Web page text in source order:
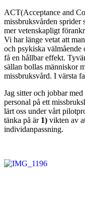
ACT(Acceptance and
missbruksvården sprider
mer vetenskapligt
Vi har länge vetat att
och psykiska
få en hållbar effekt.
sällan bollas människor
missbruksvård. I värsta
Jag sitter och jobbar
personal på ett
lärt oss under vårt
tänka på är 1) vikten av
individanpassning.